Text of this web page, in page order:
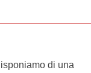
di una